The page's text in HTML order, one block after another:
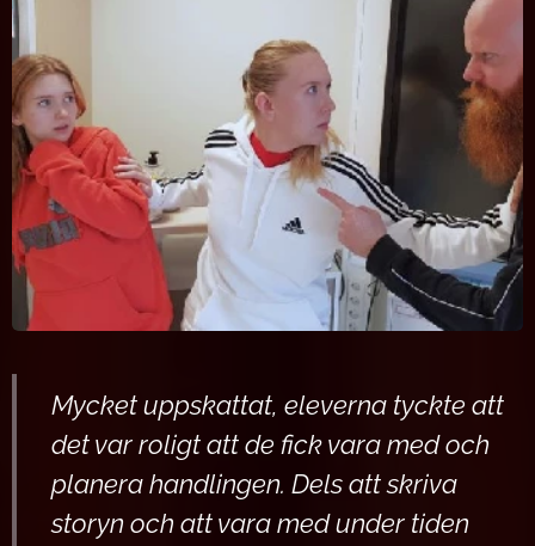
Mycket uppskattat, eleverna tyckte att
det var roligt att de fick vara med och
planera handlingen. Dels att skriva
storyn och att vara med under tiden